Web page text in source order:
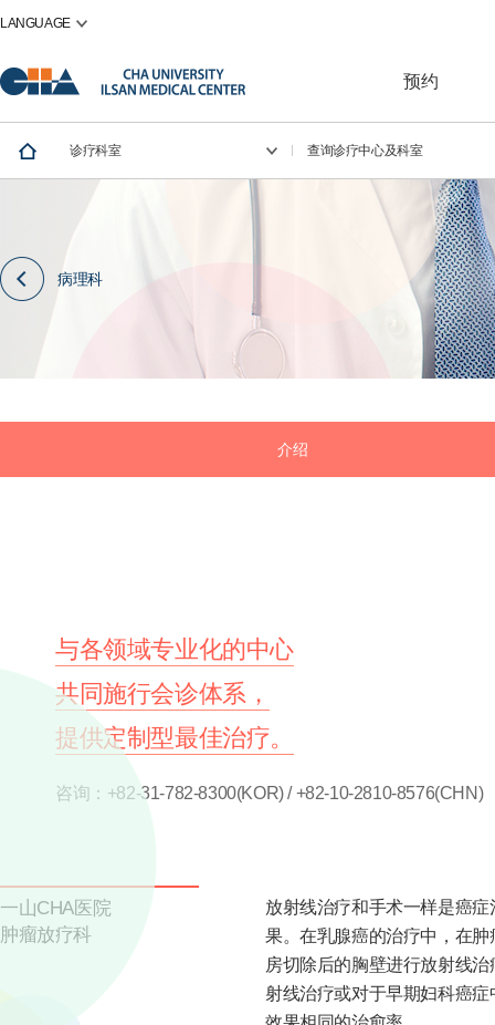
LANGUAGE
预约
诊疗科室 查询诊疗中心及科室
病理科
介绍
与各领域专业化的中心
共同施行会诊体系，
提供定制型最佳治疗。
咨询：+82-31-782-8300(KOR) / +82-10-2810-8576(CHN)
一山CHA医院
肿瘤放疗科
放射线治疗和手术一样是癌
果。在乳腺癌的治疗中，在
房切除后的胸壁进行放射线
射线治疗或对于早期妇科癌